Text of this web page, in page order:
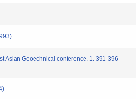
Asian Geoechnical conference. 1. 391-396